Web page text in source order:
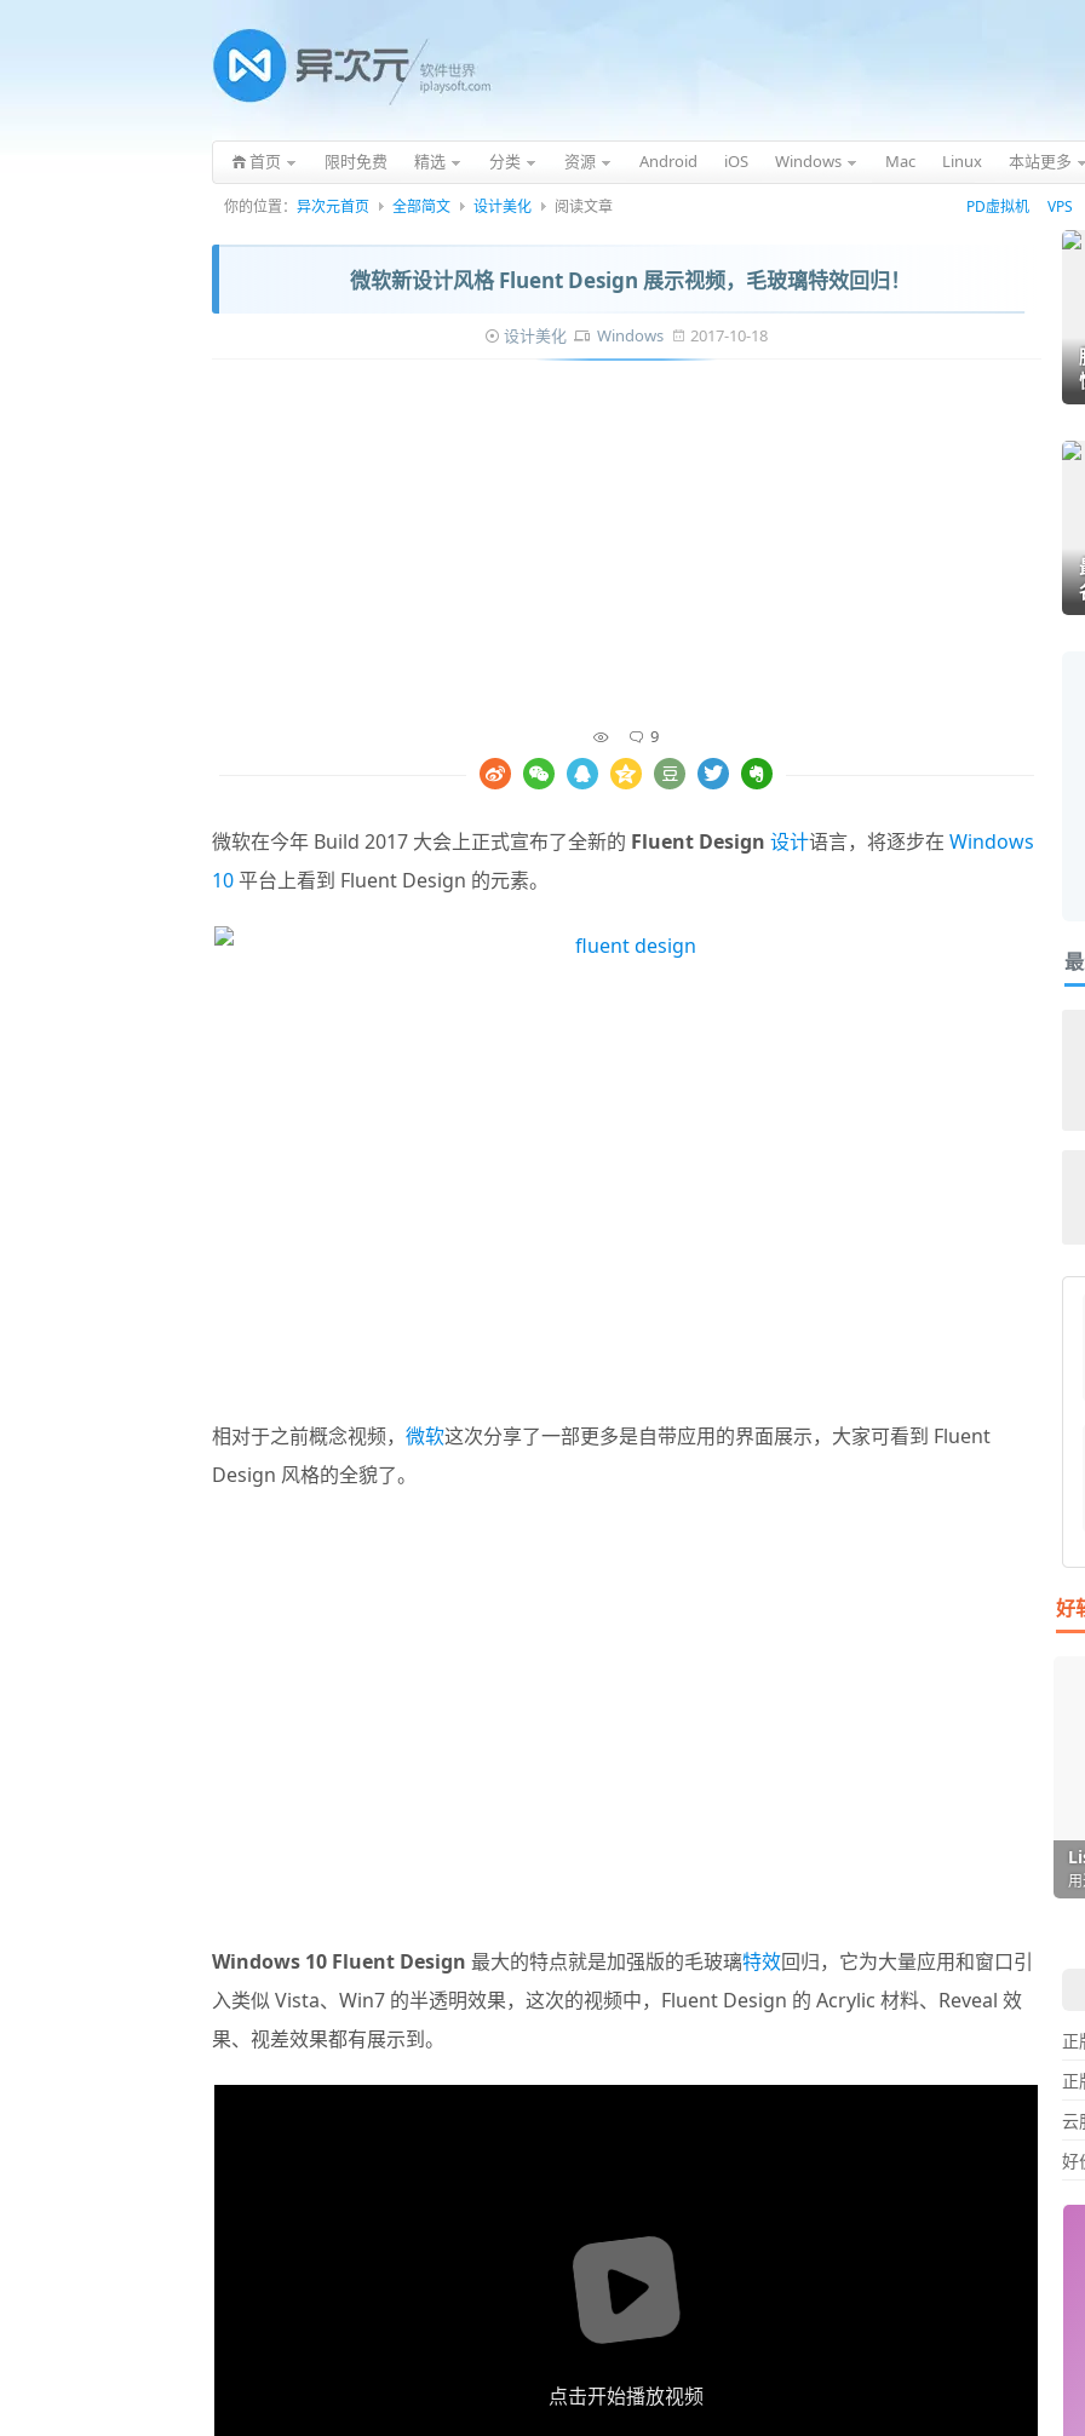
首页 限时免费 精选 分类 资源 Android iOS Windows Mac Linux 本站更多
你的位置： 异次元首页 全部简文 设计美化 阅读文章 PD虚拟机 VPS
微软新设计风格 Fluent Design 展示视频，毛玻璃特效回归！
设计美化 Windows 2017-10-18
9
微软在今年 Build 2017 大会上正式宣布了全新的 Fluent Design 设计语言，将逐步在 Windows
10平台上看到 Fluent Design 的元素。
相对于之前概念视频， 微软这次分享了一部更多是自带应用的界面展示，大家可看到 Fluent
Design 风格的全貌了。
Windows 10 Fluent Design 最大的特点就是加强版的毛玻璃特效回归，它为大量应用和窗口引
入类似 Vista、Win7 的半透明效果，这次的视频中，Fluent Design 的 Acrylic 材料、Reveal 效
果、视差效果都有展示到。
点击开始播放视频
好
正
正
云
好